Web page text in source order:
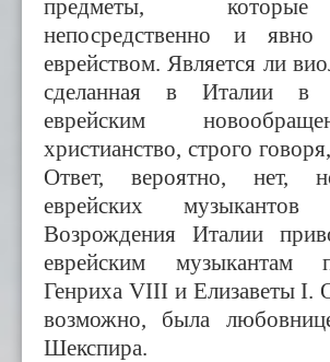
предметы,
непосредственно и
еврейством. Является ли
сделанная в Италии в
еврейским
христианство, строго
Ответ, вероятно, нет,
еврейских
Возрождения Италии
еврейским музыкантам
Генриха VIII и Елизаветы I.
возможно, была
Шекспира.